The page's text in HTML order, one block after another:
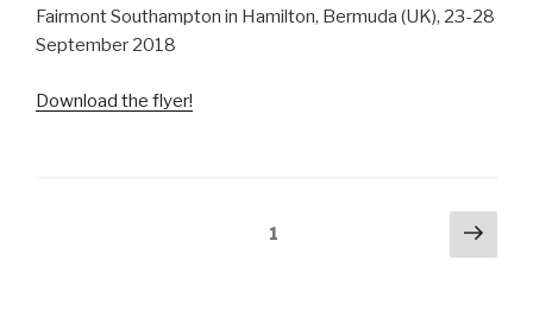
Fairmont Southampton in Hamilton, Bermuda (UK), 23-28
September 2018
Download the flyer!
1